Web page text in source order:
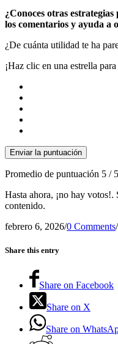
¿Conoces otras
los comentarios y ayuda a
¿De cuánta utilidad te ha
¡Haz clic en una estrella
Enviar la puntuación
Promedio de puntuación 5 /
Hasta ahora, ¡no hay votos!.
contenido.
febrero 6, 2026/0 Comments/
Share this entry
Share on Facebook
Share on X
Share on